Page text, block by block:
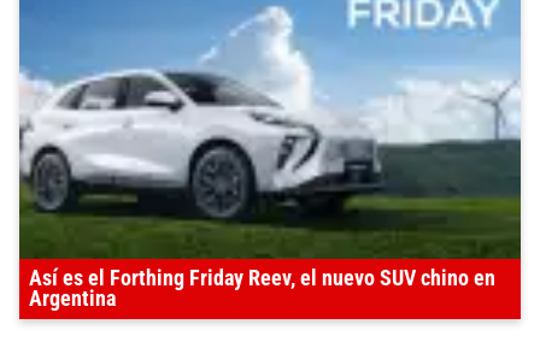
Así es el Forthing Friday Reev, el nuevo SUV chino en
Argentina